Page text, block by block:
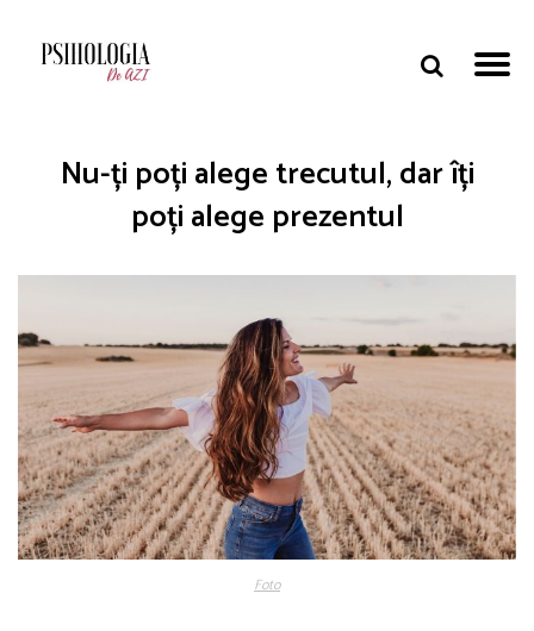
Nu-ți poți alege trecutul, dar îți
poți alege prezentul
Foto